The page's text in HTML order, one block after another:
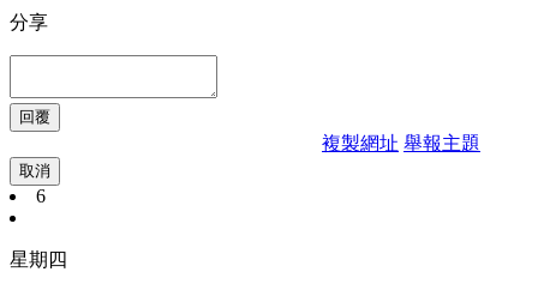
分享
複製網址 舉報主題
取消
6
星期四